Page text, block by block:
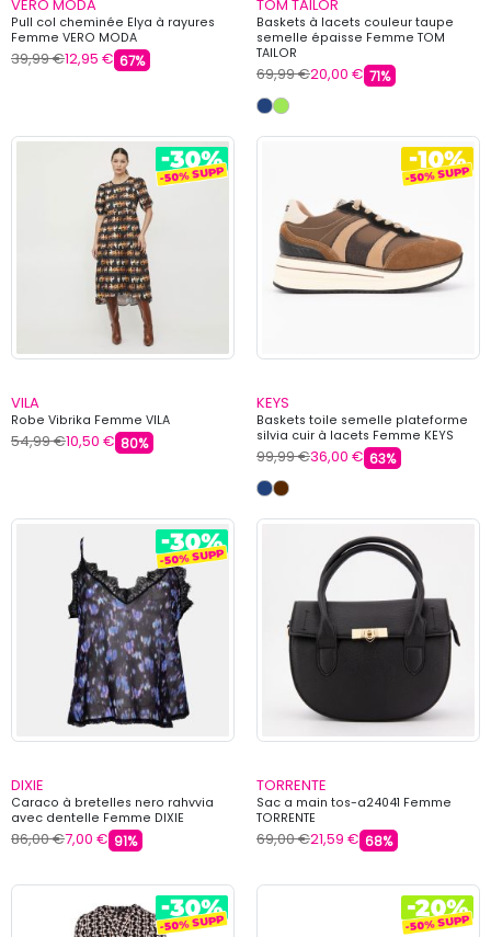
VERO MODA
Pull col cheminée Elya à rayures
Femme VERO MODA
39,99 €12,95 € 67%
TOM TAILOR
Baskets à lacets couleur taupe
semelle épaisse Femme TOM
TAILOR
69,99 €20,00 € 71%
VILA
Robe Vibrika Femme VILA
54,99 €10,50 € 80%
KEYS
Baskets toile semelle plateforme
silvia cuir à lacets Femme KEYS
99,99 €36,00 € 63%
DIXIE
Caraco à bretelles nero rahvvia
avec dentelle Femme DIXIE
86,00 €7,00 € 91%
TORRENTE
Sac a main tos-a24041 Femme
TORRENTE
69,00 €21,59 € 68%